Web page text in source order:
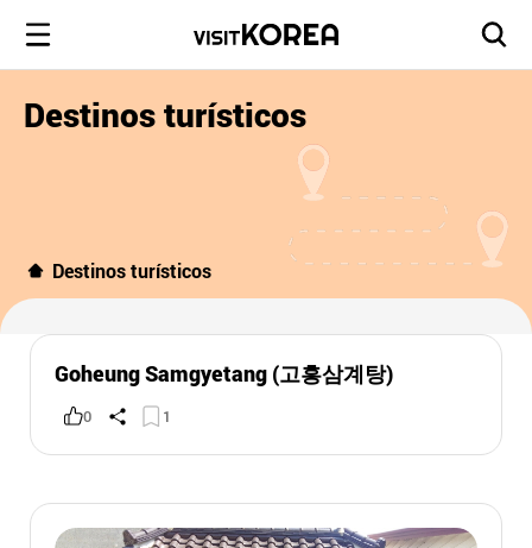
Destinos turísticos
Destinos turísticos
Goheung Samgyetang (고흥삼계탕)
0 1